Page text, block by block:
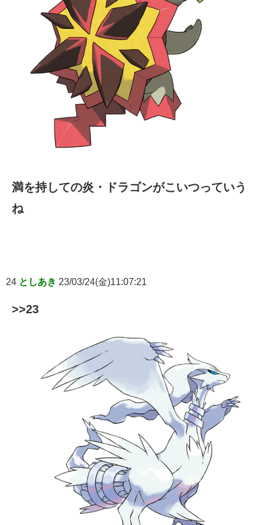
満を持しての炎・ドラゴンがこいつっていう
ね
24 としあき 23/03/24(金)11:07:21
>>23